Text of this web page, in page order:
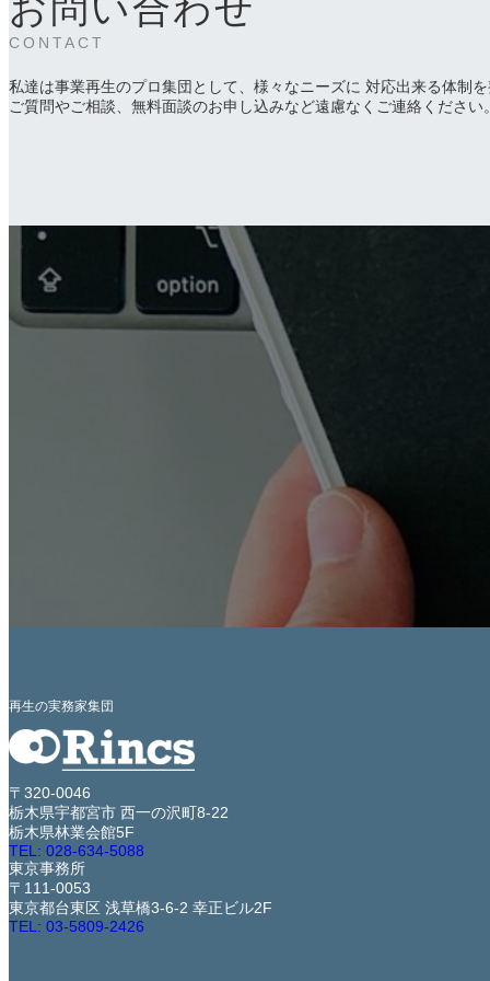
お問い合わせ
CONTACT
私達は事業再生のプロ集団として、様々なニーズに 対応出来る体制
ご質問やご相談、無料面談のお申し込みなど遠慮なくご連絡ください
再生の実務家集団
〒320-0046
栃木県宇都宮市 西一の沢町8-22
栃木県林業会館5F
TEL: 028-634-5088
東京事務所
〒111-0053
東京都台東区 浅草橋3-6-2 幸正ビル2F
TEL: 03-5809-2426